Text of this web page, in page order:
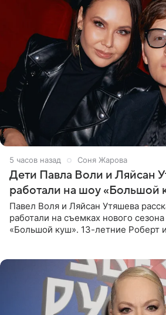
5 часов назад Соня Жарова
Дети Павла Воли и Ляйсан
работали на шоу «Большой
Павел Воля и Ляйсан Утяшева
работали на съемках нового
«Большой куш». 13-летние Роберт